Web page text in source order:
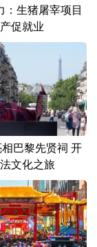
：生猪屠宰项目
促就业
相巴黎先贤祠 开
文化之旅